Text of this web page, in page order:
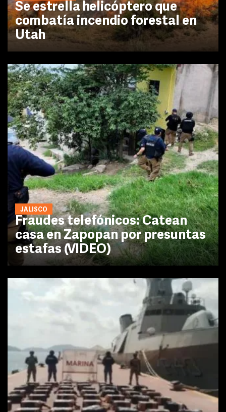
Se estrella helicóptero que
combatía incendio forestal en
Utah
JALISCO
Fraudes telefónicos: Catean
casa en Zapopan por presuntas
estafas (VIDEO)